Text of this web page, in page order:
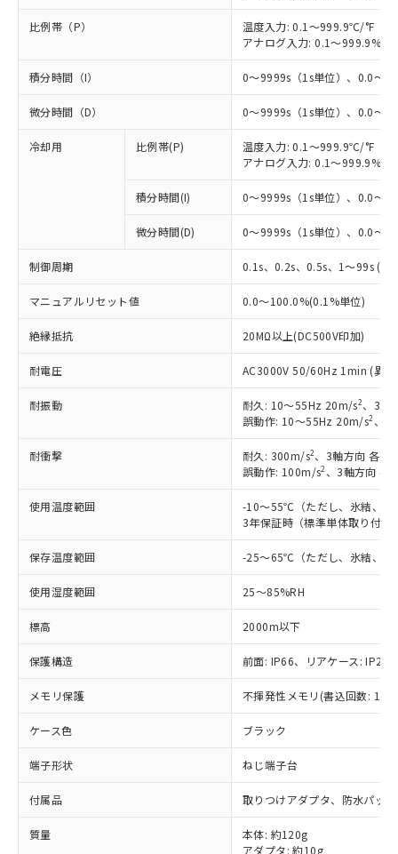
比例帯（P）
温度入力: 0.1～999.9℃/°F（
アナログ入力: 0.1～999.9%FS
積分時間（I） 0～9999s（1s単位）、0.0～
微分時間（D） 0～9999s（1s単位）、0.0～
冷却用 比例帯(P)
温度入力: 0.1～999.9℃/°F（
アナログ入力: 0.1～999.9%FS
積分時間(I) 0～9999s（1s単位）、0.0～
微分時間(D) 0～9999s（1s単位）、0.0～
制御周期 0.1s、0.2s、0.5s、1～99s (1s
マニュアルリセット値 0.0～100.0%(0.1%単位)
絶縁抵抗 20MΩ以上(DC500V印加)
耐電圧 AC3000V 50/60Hz 1min (異極
耐振動 耐久: 10～55Hz 20m/s2、3軸
誤動作: 10～55Hz 20m/s2 、3
耐衝撃 耐久: 300m/s2、3軸方向 各3回
誤動作: 100m/s2 、3軸方向 各
使用温度範囲
-10～55℃（ただし、氷結、結
3年保証時（標準単体取り付
保存温度範囲 -25～65℃（ただし、氷結、結
使用湿度範囲 25～85%RH
標高 2000m以下
保護構造 前面: IP66、リアケース: IP20
メモリ保護 不揮発性メモリ(書込回数: 100
ケース色 ブラック
端子形状 ねじ端子台
付属品 取りつけアダプタ、防水パッ
質量
本体: 約120g
アダプタ: 約10g
対応済み：EU RoHS指令（10物質）の